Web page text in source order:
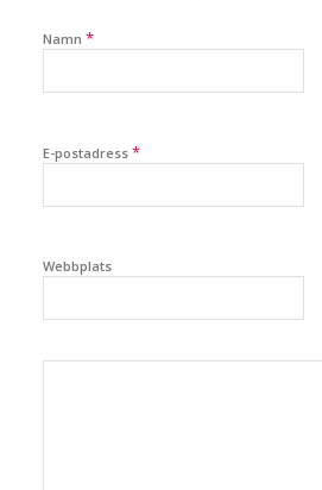
Namn *
E-postadress *
Webbplats